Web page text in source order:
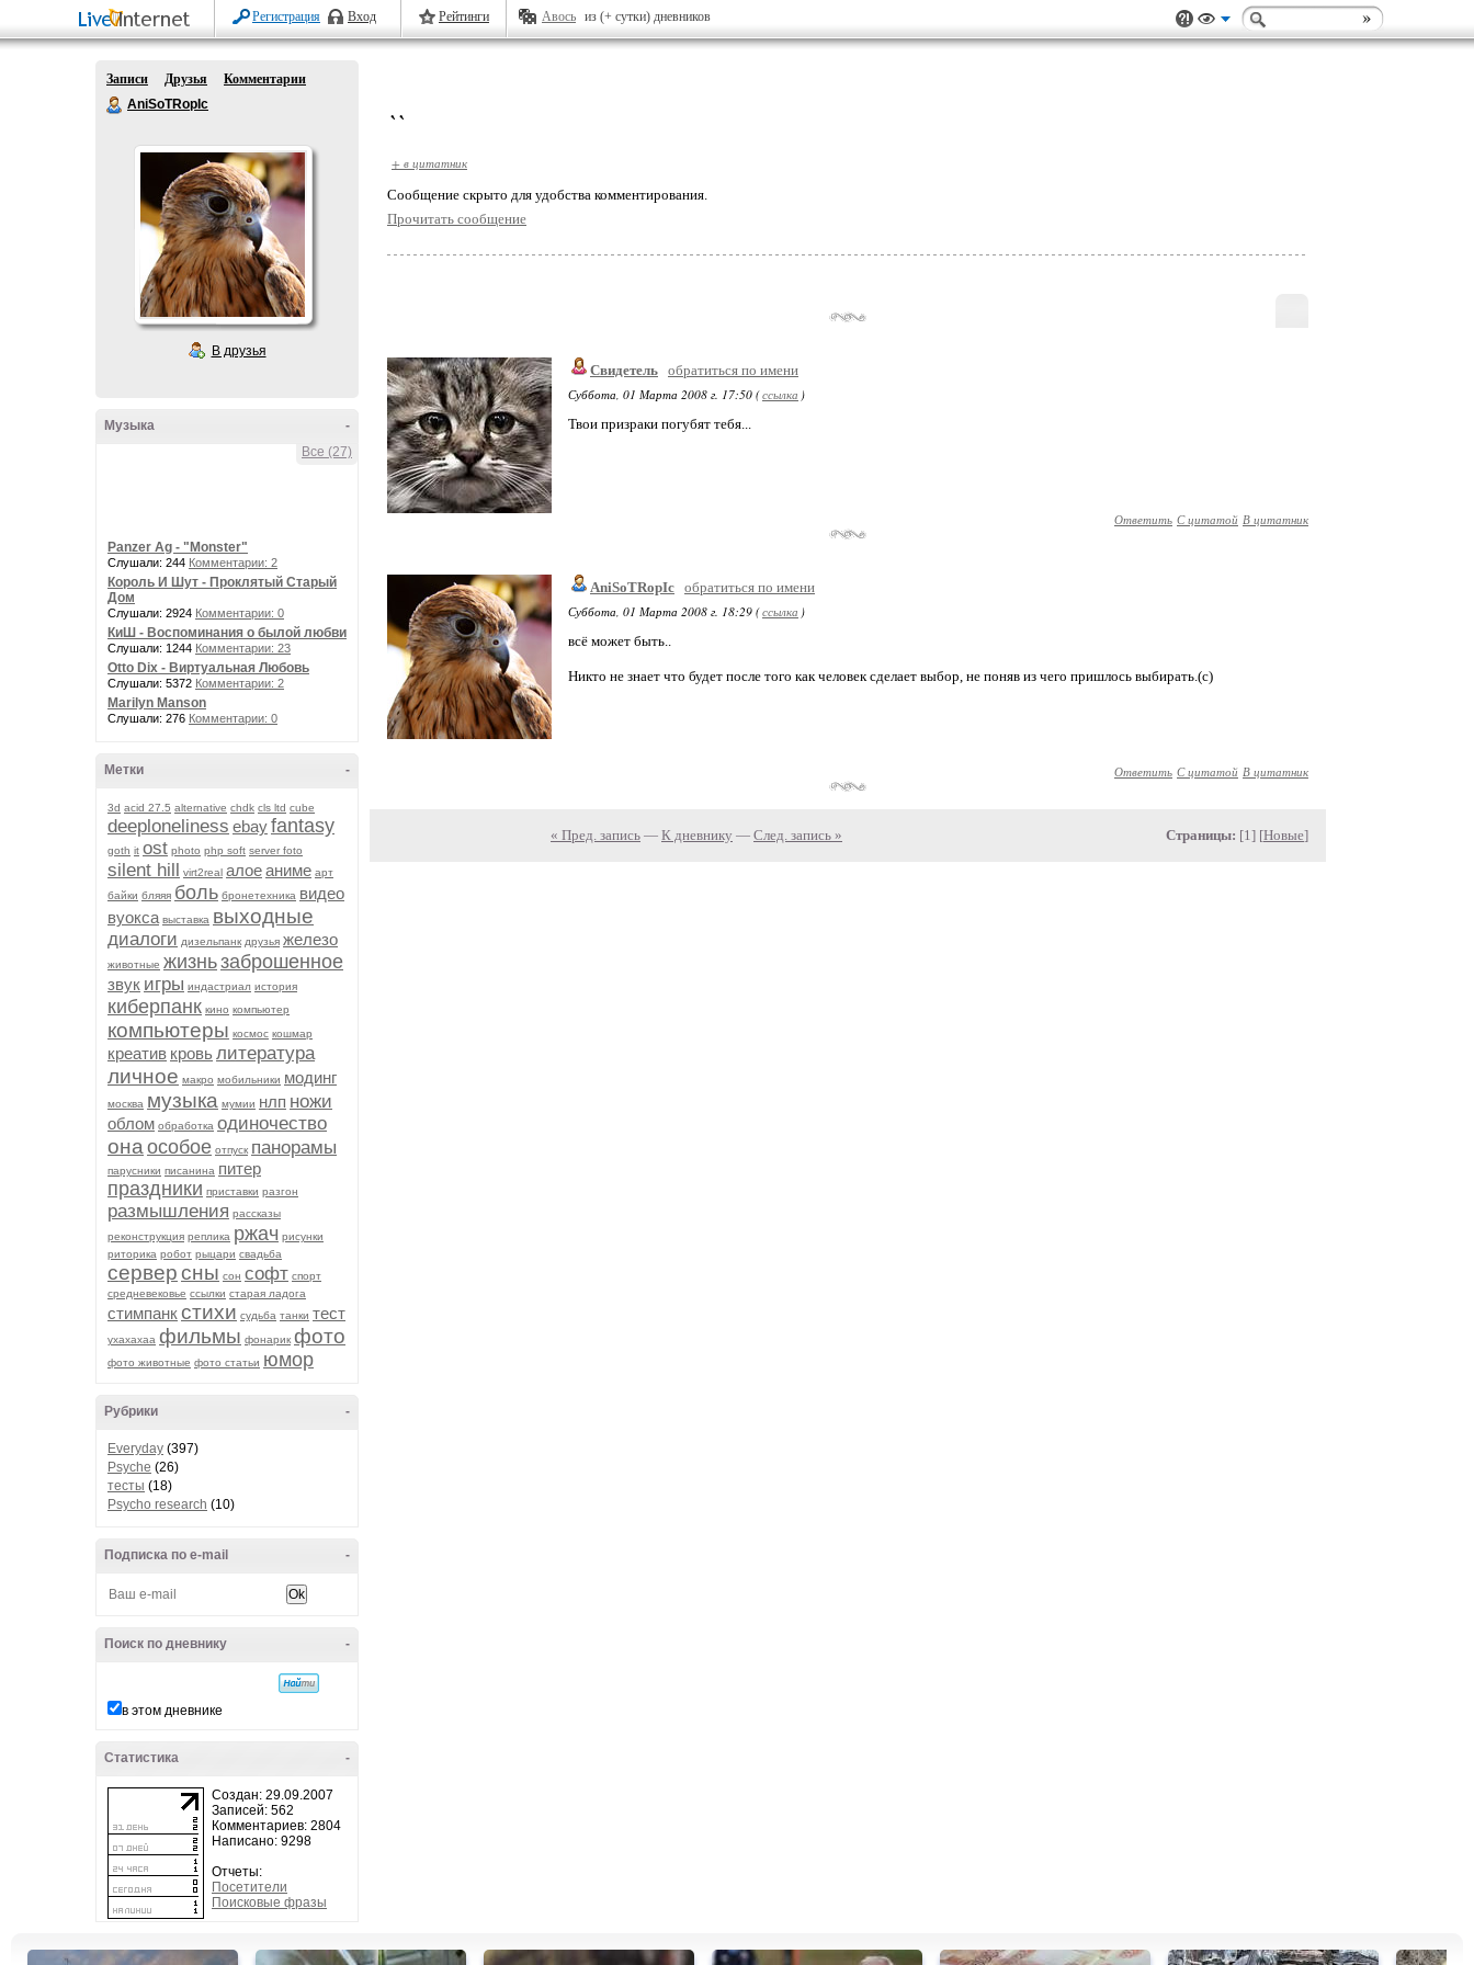
Регистрация Вход Рейтинги Авось из (+ сутки) дневников
Записи Друзья
Комментарии
AniSoTRopIc
В друзья
-
Музыка
Все (27)
Panzer Ag - "Monster"
Слушали: 244 Комментарии: 2
Король И Шут - Проклятый Старый
Дом
Слушали: 2924 Комментарии: 0
КиШ - Воспоминания о былой любви
Слушали: 1244 Комментарии: 23
Otto Dix - Виртуальная Любовь
Слушали: 5372 Комментарии: 2
Marilyn Manson
Слушали: 276 Комментарии: 0
-
Метки
3d acid 27.5 alternative chdk cls ltd cube
deeploneliness ebayfantasy
goth it ost photo php soft server foto
silent hill virt2real алоеаниме арт
байки бляяя боль бронетехника видео
вуокса выставка выходные
диалоги дизельпанк друзья железо
животные жизньзаброшенное
звук игры индастриал история
киберпанк кино компьютер
компьютеры космос кошмар
креатив кровьлитература
личное макро мобильники модинг
москва музыка мумии нлп ножи
облом обработка одиночество
она особое отпуск панорамы
парусники писанина питер
праздники приставки разгон
размышления рассказы
реконструкция реплика ржач рисунки
риторика робот рыцари свадьба
серверсны сон софт спорт
средневековье ссылки старая ладога
стимпанкстихи судьба танки тест
ухахахаа фильмы фонарик фото
фото животные фото статьи юмор
-
Рубрики
Everyday (397)
Psyche (26)
тесты (18)
Psycho research (10)
-
Подписка по e-mail
-
Поиск по дневнику
в этом дневнике
-
Статистика
Создан: 29.09.2007
Записей: 562
Комментариев: 2804
Написано: 9298
Отчеты:
Посетители
Поисковые фразы
``
+ в цитатник
Cообщение скрыто для удобства комментирования.
Прочитать сообщение
Свидетель обратиться по имени
Суббота, 01 Марта 2008 г. 17:50 (ссылка )
Твои призраки погубят тебя...
Ответить С цитатой В цитатник
AniSoTRopIc обратиться по имени
Суббота, 01 Марта 2008 г. 18:29 (ссылка )
всё может быть..
Никто не знает что будет после того как человек сделает выбор, не поняв из чего пришлось выбирать.(с)
Ответить С цитатой В цитатник
« Пред. запись — К дневнику — След. запись » Страницы: [1] [Новые]